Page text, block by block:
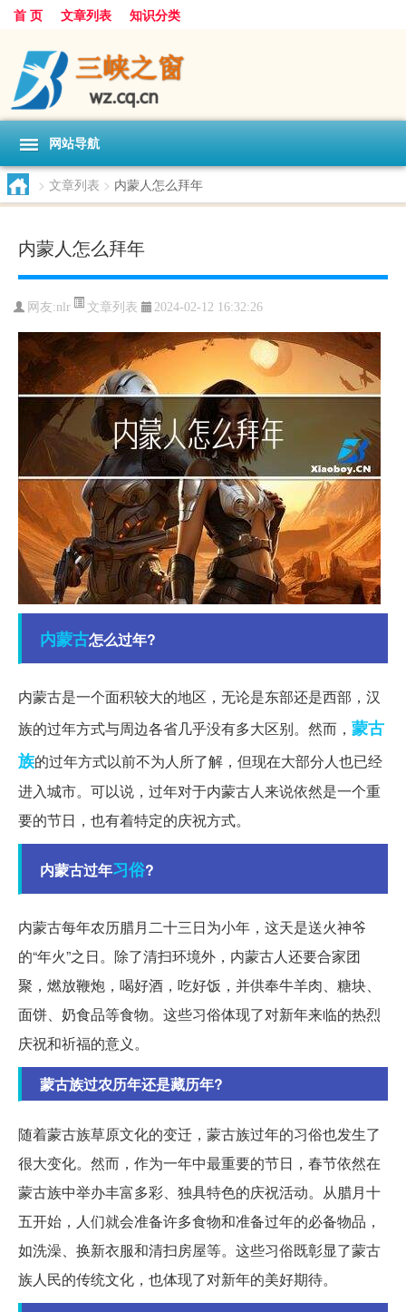
首 页 文章列表 知识分类
网站导航
> 文章列表 > 内蒙人怎么拜年
内蒙人怎么拜年
网友:nlr 文章列表 2024-02-12 16:32:26
内蒙古怎么过年?
内蒙古是一个面积较大的地区，无论是东部还是西部，汉
族的过年方式与周边各省几乎没有多大区别。然而， 蒙古
族的过年方式以前不为人所了解，但现在大部分人也已经
进入城市。可以说，过年对于内蒙古人来说依然是一个重
要的节日，也有着特定的庆祝方式。
内蒙古过年习俗?
内蒙古每年农历腊月二十三日为小年，这天是送火神爷
的“年火”之日。除了清扫环境外，内蒙古人还要合家团
聚，燃放鞭炮，喝好酒，吃好饭，并供奉牛羊肉、糖块、
面饼、奶食品等食物。这些习俗体现了对新年来临的热烈
庆祝和祈福的意义。
蒙古族过农历年还是藏历年?
随着蒙古族草原文化的变迁，蒙古族过年的习俗也发生了
很大变化。然而，作为一年中最重要的节日，春节依然在
蒙古族中举办丰富多彩、独具特色的庆祝活动。从腊月十
五开始，人们就会准备许多食物和准备过年的必备物品，
如洗澡、换新衣服和清扫房屋等。这些习俗既彰显了蒙古
族人民的传统文化，也体现了对新年的美好期待。